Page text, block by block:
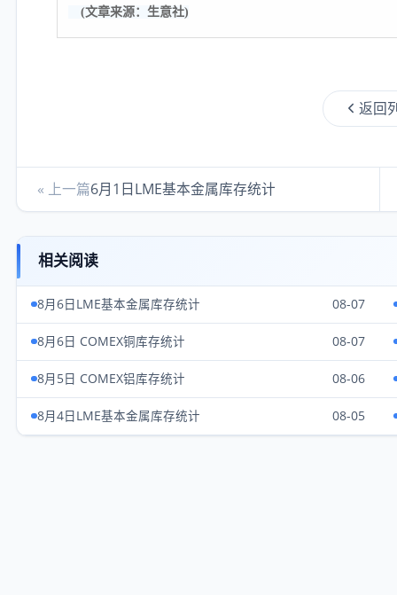
(文章来源：生意社)
返回
« 上一篇6月1日LME基本金属库存统计
相关阅读
8月6日LME基本金属库存统计 08-07
8月6日 COMEX铜库存统计 08-07
8月5日 COMEX铝库存统计 08-06
8月4日LME基本金属库存统计 08-05